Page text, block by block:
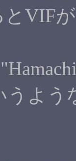
VIF
うよう